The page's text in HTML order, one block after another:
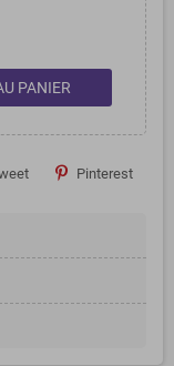
PANIER
Pinterest